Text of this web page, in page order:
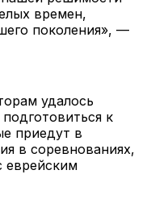
времен,
поколения», —
удалось
к
приедут в
в соревнованиях,
еврейским